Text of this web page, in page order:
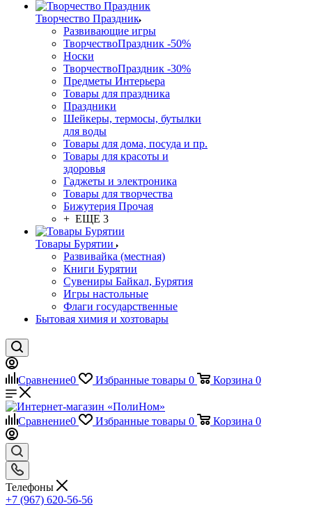
Творчество Праздник
Развивающие игры
ТворчествоПраздник -50%
Носки
ТворчествоПраздник -30%
Предметы Интерьера
Товары для праздника
Праздники
Шейкеры, термосы, бутылки
для воды
Товары для дома, посуда и пр.
Товары для красоты и
здоровья
Гаджеты и электроника
Товары для творчества
Бижутерия Прочая
+ ЕЩЕ 3
Товары Бурятии
Развивайка (местная)
Книги Бурятии
Сувениры Байкал, Бурятия
Игры настольные
Флаги государственные
Бытовая химия и хозтовары
Сравнение0 Избранные товары 0 Корзина 0
Сравнение0 Избранные товары 0 Корзина 0
Телефоны
+7 (967) 620-56-56